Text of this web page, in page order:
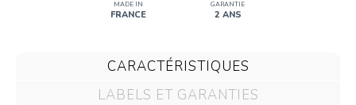
MADE IN
FRANCE
GARANTIE
2 ANS
CARACTÉRISTIQUES
LABELS ET GARANTIES